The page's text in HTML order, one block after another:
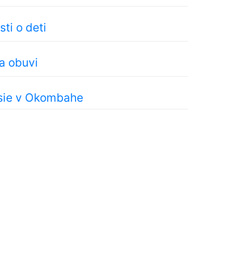
o deti
obuvi
v Okombahe